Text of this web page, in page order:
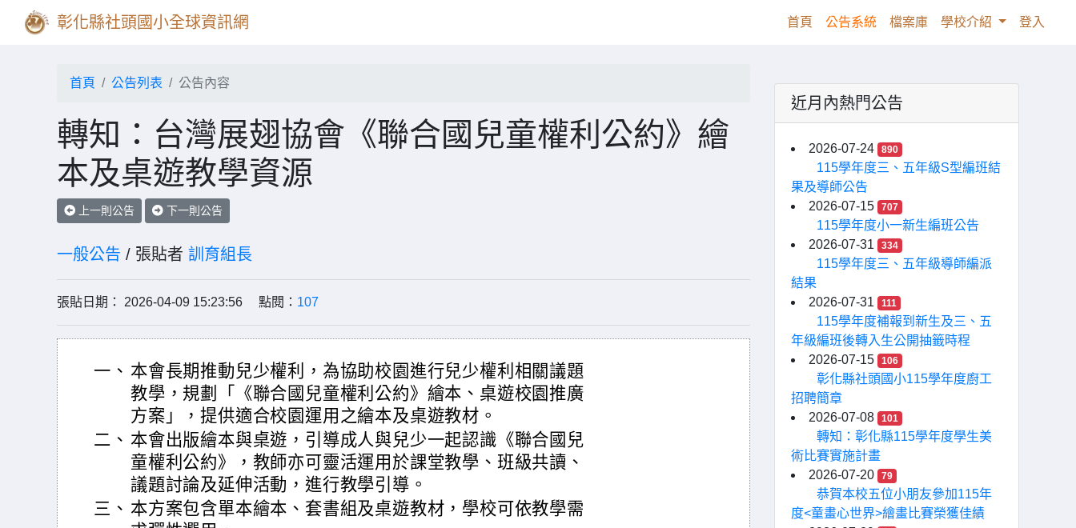
彰化縣社頭國小全球資訊網 首頁 (current)
公告系統 檔案庫 學校介紹 登入
首頁 公告列表 公告內容
轉知：台灣展翅協會《聯合國兒童權利公約》繪
本及桌遊教學資源
上一則公告 下一則公告
一般公告 / 張貼者 訓育組長
張貼日期： 2026-04-09 15:23:56 點閱： 107
一、 本會長期推動兒少權利，為協助校園進行兒少權利相關議題
教學，規劃「《聯合國兒童權利公約》繪本、桌遊校園推廣
方案」，提供適合校園運用之繪本及桌遊教材。
二、 本會出版繪本與桌遊，引導成人與兒少一起認識《聯合國兒
童權利公約》，教師亦可靈活運用於課堂教學、班級共讀、
議題討論及延伸活動，進行教學引導。
三、 本方案包含單本繪本、套書組及桌遊教材，學校可依教學需
近月內熱門公告
2026-07-24 890
115學年度三、五年級S型編班結
果及導師公告
2026-07-15
707
115學年度小一新生編班公告
2026-07-31
334
115學年度三、五年級導師編派
結果
2026-07-31
111
115學年度補報到新生及三、五
年級編班後轉入生公開抽籤時程
2026-07-15
106
彰化縣社頭國小115學年度廚工
招聘簡章
2026-07-08
101
轉知：彰化縣115學年度學生美
術比賽實施計畫
2026-07-20
79
恭賀本校五位小朋友參加115年
度<童畫心世界>繪畫比賽榮獲佳績